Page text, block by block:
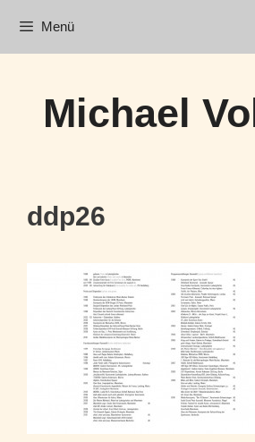
Inhalt
springen
Menü
Michael
ddp26